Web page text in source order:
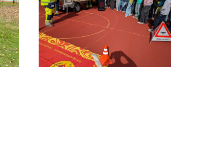
GRÖSSER ANZEIGEN